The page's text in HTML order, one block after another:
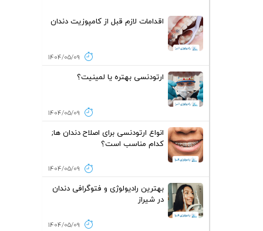
اقدامات لازم قبل از کامپوزیت دندان
1404/05/09
ارتودنسی بهتره یا لمینیت؟
1404/05/09
انواع ارتودنسی برای اصلاح دندان ها;
کدام مناسب است؟
1404/05/09
بهترین رادیولوژی و فتوگرافی دندان
در شیراز
1404/05/09